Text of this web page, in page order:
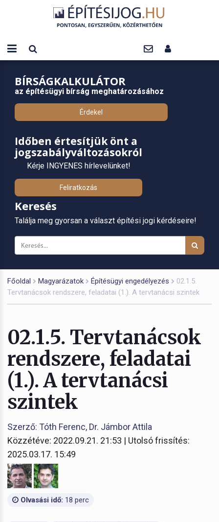
BÍRSÁGKALKULÁTOR
az építésügyi bírság meghatározásához
Érdekel
Időben értesítjük önt a
jogszabályváltozásokról
Kérje INGYENES hírlevelünket!
Feliratkozás
Keresés
Találja meg gyorsan a választ építési jogi kérdéseire!
Főoldal Magyarázatok Építésügyi engedélyezés
02.1.5.
Tervtanácsok rendszere, feladatai (1.). A tervtanácsi szintek
02.1.5. Tervtanácsok
rendszere, feladatai
(1.). A tervtanácsi
szintek
Szerző: Tóth Ferenc, Dr. Jámbor Attila
Közzétéve: 2022.09.21. 21:53 | Utolsó frissítés:
2025.03.17. 15:49
Olvasási idő: 18 perc